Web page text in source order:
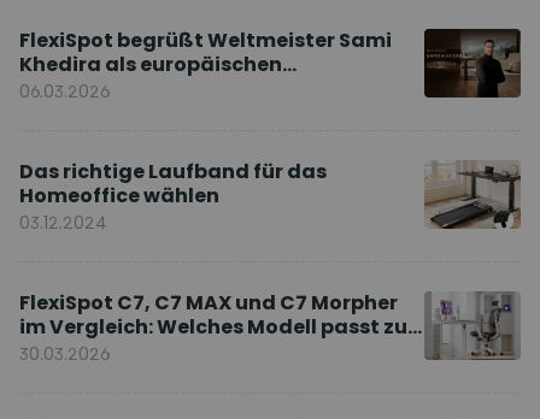
FlexiSpot begrüßt Weltmeister Sami
Khedira als europäischen
Markenbotschafter
06.03.2026
Das richtige Laufband für das
Homeoffice wählen
03.12.2024
FlexiSpot C7, C7 MAX und C7 Morpher
im Vergleich: Welches Modell passt zu
Ihnen?
30.03.2026